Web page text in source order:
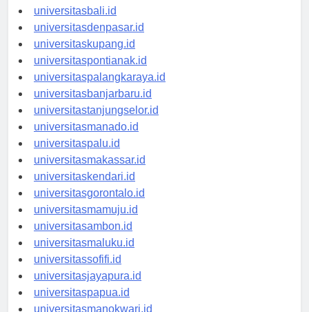
universitasbanten.id
universitasbali.id
universitasdenpasar.id
universitaskupang.id
universitaspontianak.id
universitaspalangkaraya.id
universitasbanjarbaru.id
universitastanjungselor.id
universitasmanado.id
universitaspalu.id
universitasmakassar.id
universitaskendari.id
universitasgorontalo.id
universitasmamuju.id
universitasambon.id
universitasmaluku.id
universitassofifi.id
universitasjayapura.id
universitaspapua.id